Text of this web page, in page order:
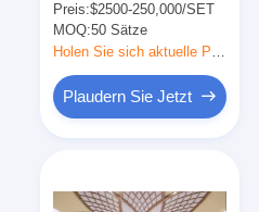
Sperrholz und
Massivholzrahmen für
den Geschäftsclub
Preis:$2500-250,000/SET
MOQ:50 Sätze
Plaudern Sie Jetzt